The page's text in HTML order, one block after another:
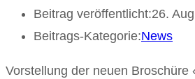
Beitrag veröffentlicht:26.
Beitrags-Kategorie:News
Vorstellung der neuen Broschüre